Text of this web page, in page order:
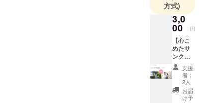
所（児童発
達支援・放
課後等デイ
サービス）
の開設準備
を進めてい
ます。
子ども一人
方式)
3,0
00 円
【心こ
めたサ
ンクス
メー
ル】 ご
支援い
ただい
た皆様
支援
者：
2人
お届
け予